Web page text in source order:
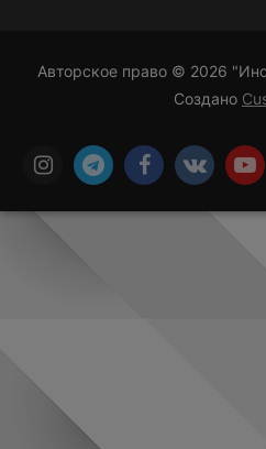
Авторское право © 2026
Создано